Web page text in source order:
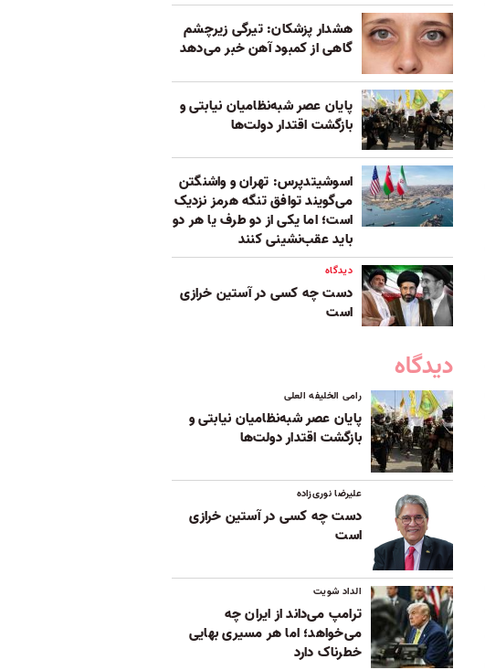
هشدار پزشکان: تیرگی زیرچشم
گاهی از کمبود آهن خبر می‌دهد
پایان عصر شبه‌نظامیان نیابتی و
بازگشت اقتدار دولت‌ها
اسوشیتدپرس: تهران و واشنگتن
می‌گویند توافق تنگه هرمز نزدیک
است؛ اما یکی از دو طرف یا هر دو
باید عقب‌نشینی کنند
دیدگاه
دست چه کسی در آستین خرازی
است
دیدگاه
رامی الخلیفه العلی
پایان عصر شبه‌نظامیان نیابتی و
بازگشت اقتدار دولت‌ها
علیرضا نوری‌زاده
دست چه کسی در آستین خرازی
است
الداد شویت
ترامپ می‌داند از ایران چه
می‌خواهد؛ اما هر مسیری بهایی
خطرناک دارد